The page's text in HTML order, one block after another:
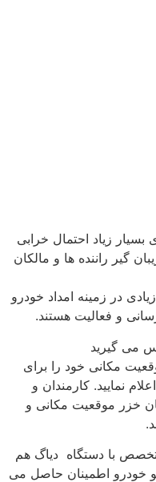
زیاد احتمال خرابی
گیر راننده ها و مالکان
در زمینه امداد خودرو
و فعالیت هستند.
می گیرید
مکانی خود را برای
نمایید. کارمندان و
خزر موقعیت مکانی و
با دستگاه دیاگ هم
خودرو اطمینان حاصل می